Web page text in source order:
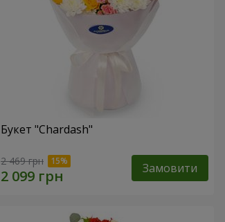
Букет "Chardash"
2 469 грн Замовити